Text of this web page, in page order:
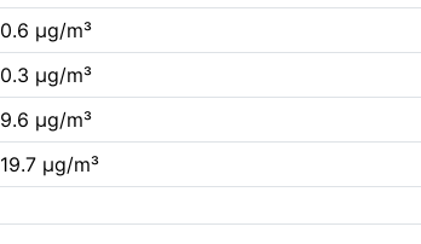
0.6 µg/m³
0.3 µg/m³
9.6 µg/m³
19.7 µg/m³